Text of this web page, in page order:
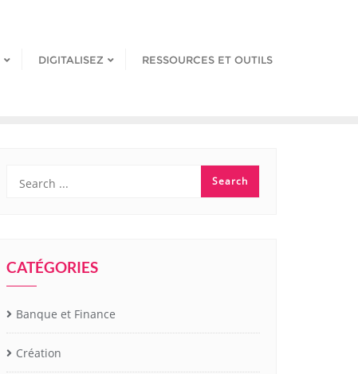
DIGITALISEZ RESSOURCES ET OUTILS
CATÉGORIES
Banque et Finance
Création